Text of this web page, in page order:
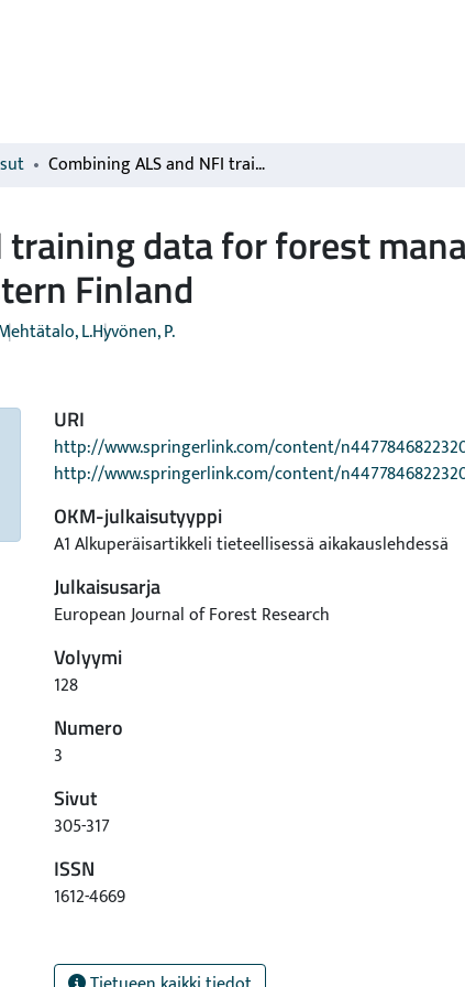
Combining ALS and NFI training data for forest management planning: a case study in Kuortane, Western Finland
training data for forest
Finland
L.Hyvönen, P.
URI
http://www.springerlink.com/content/
http://www.springerlink.com/content/
OKM-julkaisutyyppi
A1 Alkuperäisartikkeli tieteellisessä aikakauslehdessä
Julkaisusarja
European Journal of Forest Research
Volyymi
128
Numero
3
Sivut
305-317
ISSN
1612-4669